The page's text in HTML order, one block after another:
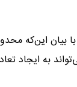
با بیان این‌که
به ایجاد